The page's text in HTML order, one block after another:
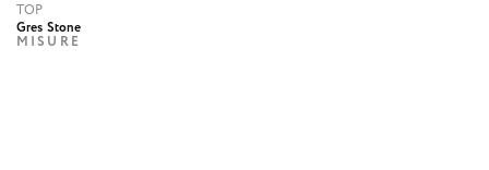
TOP
Gres Stone
MISURE